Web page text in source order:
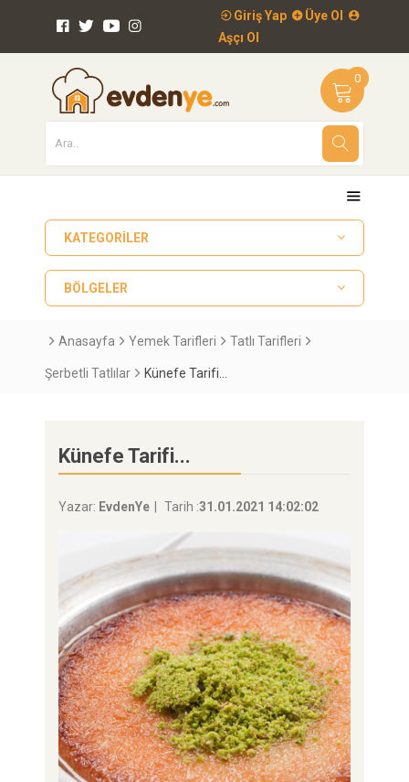
Giriş Yap
Üye Ol
Aşçı Ol
0
KATEGORILER
BÖLGELER
Anasayfa Yemek Tarifleri Tatlı Tarifleri
Şerbetli Tatlılar Künefe Tarifi...
Künefe Tarifi...
Yazar: EvdenYe Tarih :31.01.2021 14:02:02